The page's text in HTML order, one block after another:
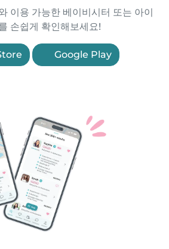
이용 가능한 베이비시터 또는 아이
손쉽게 확인해보세요!
Google Play